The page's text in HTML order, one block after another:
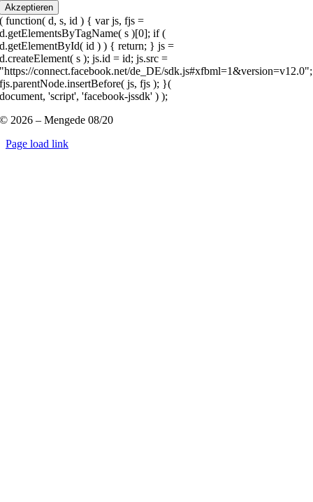
Akzeptieren
( function( d, s, id ) { var js, fjs =
d.getElementsByTagName( s )[0]; if (
d.getElementById( id ) ) { return; } js =
d.createElement( s ); js.id = id; js.src =
"https://connect.facebook.net/de_DE/sdk.js#xfbml=1&version=v12.0";
fjs.parentNode.insertBefore( js, fjs ); }(
document, 'script', 'facebook-jssdk' ) );
© 2026 – Mengede 08/20
Page load link